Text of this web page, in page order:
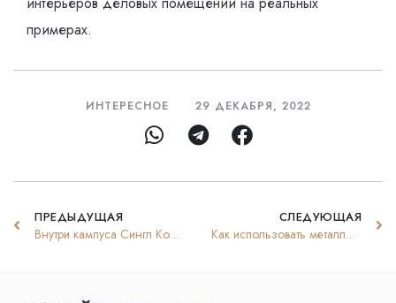
примерах.
ИНТЕРЕСНОЕ 29 ДЕКАБРЯ, 2022
ПРЕДЫДУЩАЯ
Внутри кампуса Сингл Колледж, города Бреда Нидерланды
СЛЕДУЮЩАЯ
Как использовать металлы в дизайне интерьера